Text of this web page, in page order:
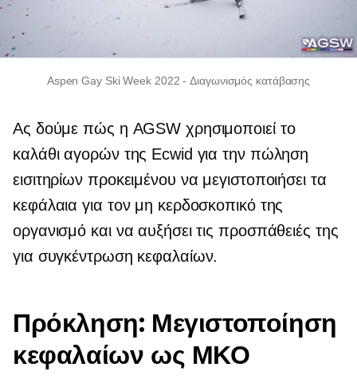
Aspen Gay Ski Week 2022- Διαγωνισμός κατάβασης
Ας δούμε πώς η AGSW χρησιμοποιεί το
καλάθι αγορών της Ecwid για την πώληση
εισιτηρίων προκειμένου να μεγιστοποιήσει τα
κεφάλαια για τον μη κερδοσκοπικό της
οργανισμό και να αυξήσει τις προσπάθειές της
για συγκέντρωση κεφαλαίων.
Πρόκληση: Μεγιστοποίηση
κεφαλαίων ως ΜΚΟ